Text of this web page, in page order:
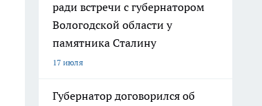
ради встречи с губернатором
Вологодской области у
памятника Сталину
17 июля
Губернатор договорился об